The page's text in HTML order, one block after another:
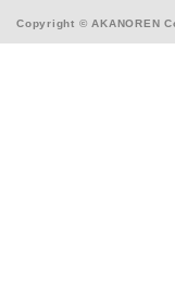
Copyright © AKANOREN